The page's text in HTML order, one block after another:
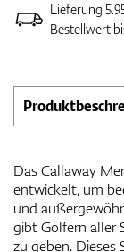
Lieferung
Bestellwert
Das Callaway
entwickelt, um
und
gibt Golfern aller
zu geben. Dieses